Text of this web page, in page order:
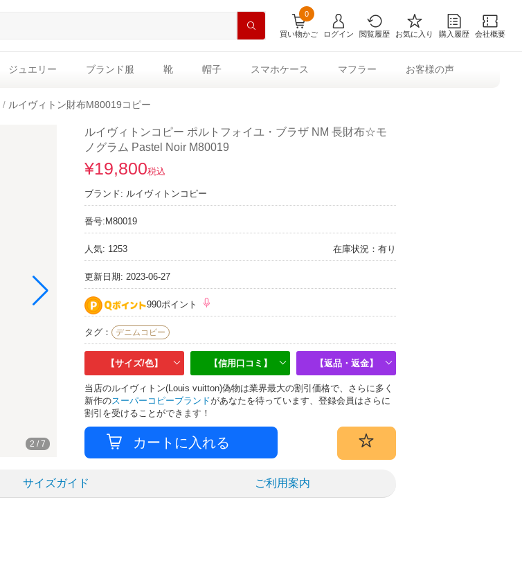
買い物かご
0
ログイン 閲覧履歴 お気に入り 購入履歴 会社概要
ジュエリー ブランド服 靴 帽子 スマホケース マフラー お客様の声
ルイヴィトン財布M80019コピー
3 / 7
ルイヴィトンコピー ポルトフォイユ・ブラザ NM 長財布☆モ
ノグラム Pastel Noir M80019
¥19,800税込
ブランド: ルイヴィトンコピー
番号: M80019
人気: 1253 在庫状況：有り
更新日期: 2023-06-27
990ポイント
タグ： デニムコピー
【サイズ/色】 【信用口コミ】 【返品・返金】
当店のルイヴィトン(Louis vuitton)偽物は業界最大の割引価格で、さらに多く
新作のスーパーコピーブランドがあなたを待っています、登録会員はさらに
割引を受けることができます！
サイズガイド ご利用案内